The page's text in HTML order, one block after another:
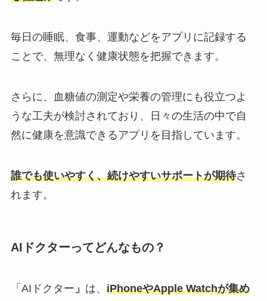
毎日の睡眠、食事、運動などをアプリに記録する
ことで、無理なく健康状態を把握できます。
さらに、血糖値の測定や栄養の管理にも役立つよ
うな工夫が検討されており、日々の生活の中で自
然に健康を意識できるアプリを目指しています。
誰でも使いやすく、続けやすいサポートが期待さ
れます。
AIドクターってどんなもの？
「AIドクター 」 は、 iPhoneやApple Watchが集め